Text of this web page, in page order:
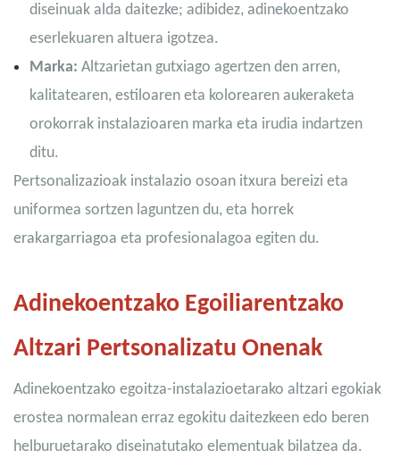
diseinuak alda daitezke; adibidez, adinekoentzako
eserlekuaren altuera igotzea.
Marka: Altzarietan gutxiago agertzen den arren,
kalitatearen, estiloaren eta kolorearen aukeraketa
orokorrak instalazioaren marka eta irudia indartzen
ditu.
Pertsonalizazioak instalazio osoan itxura bereizi eta
uniformea ​​sortzen laguntzen du, eta horrek
erakargarriagoa eta profesionalagoa egiten du.
Adinekoentzako Egoiliarentzako
Altzari Pertsonalizatu Onenak
Adinekoentzako egoitza-instalazioetarako altzari egokiak
erostea normalean erraz egokitu daitezkeen edo beren
helburuetarako diseinatutako elementuak bilatzea da.